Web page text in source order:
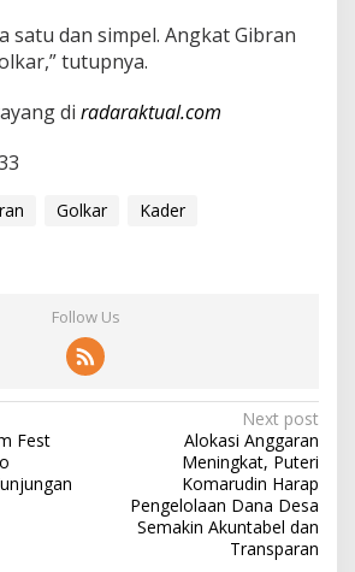
satu dan simpel. Angkat Gibran
tutupnya.
di radaraktual.com
Golkar
Kader
Follow Us
Fest
Next post
Alokasi Anggaran
Meningkat, Puteri
Komarudin Harap
Pengelolaan Dana Desa
Semakin Akuntabel dan
Transparan